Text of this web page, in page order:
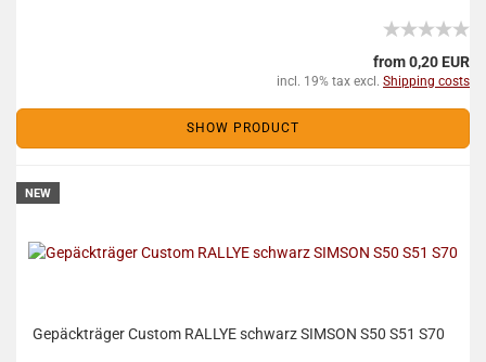
from 0,20 EUR
incl. 19% tax excl. Shipping costs
SHOW PRODUCT
NEW
Gepäckträger Custom RALLYE schwarz SIMSON S50 S51 S70